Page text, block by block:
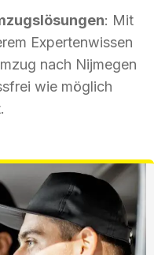
: Mit
Expertenwissen
nach Nijmegen
wie möglich